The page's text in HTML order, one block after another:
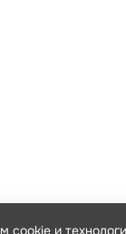
cookie и